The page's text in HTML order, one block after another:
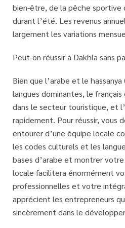
bien-être, de la pêche sportive
durant l’été. Les revenus
largement les variations
Peut-on réussir à Dakhla sans
Bien que l’arabe et le
langues dominantes, le
dans le secteur touristique, et
rapidement. Pour réussir, vous
entourer d’une équipe locale
les codes culturels et les
bases d’arabe et montrer
locale facilitera énormément
professionnelles et votre
apprécient les entrepreneurs
sincèrement dans le